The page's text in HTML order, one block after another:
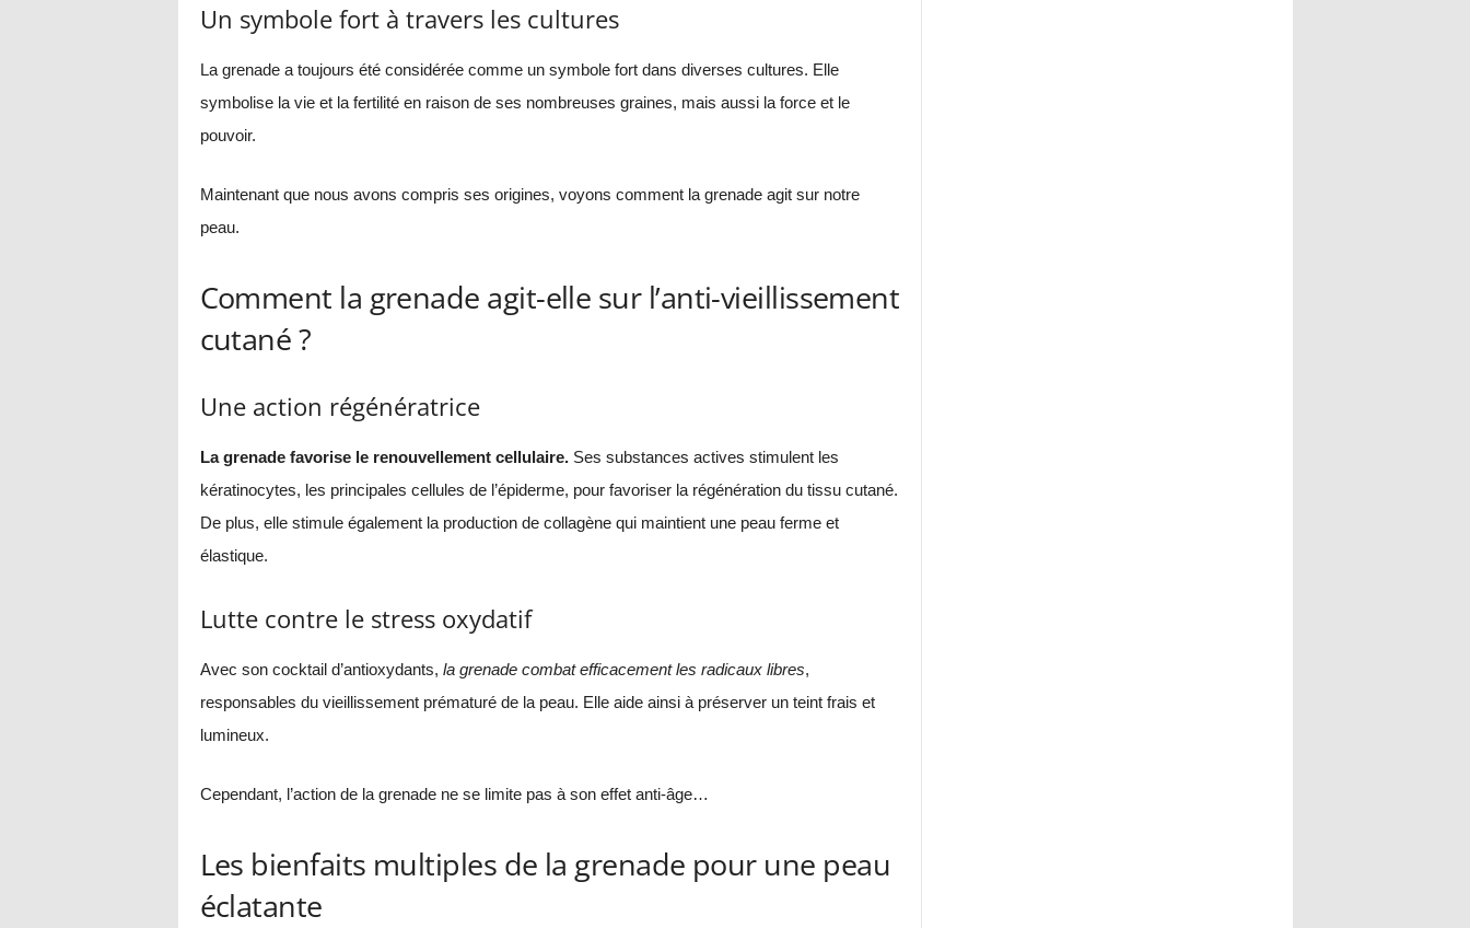
Un symbole fort à travers les cultures
La grenade a toujours été considérée comme un symbole fort dans diverses cultures. Elle
symbolise la vie et la fertilité en raison de ses nombreuses graines, mais aussi la force et le
pouvoir.
Maintenant que nous avons compris ses origines, voyons comment la grenade agit sur notre
peau.
Comment la grenade agit-elle sur l’anti-vieillissement
cutané ?
Une action régénératrice
La grenade favorise le renouvellement cellulaire.Ses substances actives stimulent les
kératinocytes, les principales cellules de l’épiderme, pour favoriser la régénération du tissu cutané.
De plus, elle stimule également la production de collagène qui maintient une peau ferme et
élastique.
Lutte contre le stress oxydatif
Avec son cocktail d’antioxydants, la grenade combat efficacement les radicaux libres,
responsables du vieillissement prématuré de la peau. Elle aide ainsi à préserver un teint frais et
lumineux.
Cependant, l’action de la grenade ne se limite pas à son effet anti-âge…
Les bienfaits multiples de la grenade pour une peau
éclatante